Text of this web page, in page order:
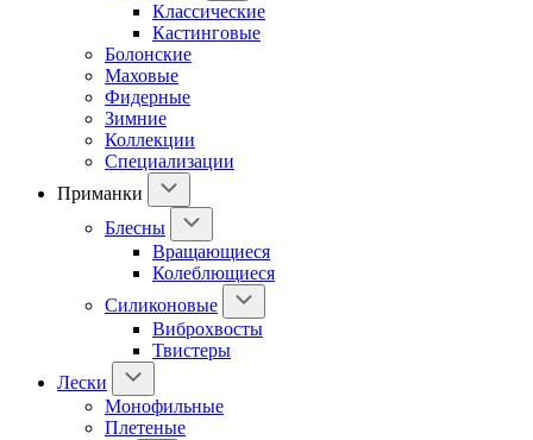
Классические
Кастинговые
Болонские
Маховые
Фидерные
Зимние
Коллекции
Специализации
Приманки
Блесны
Вращающиеся
Колеблющиеся
Силиконовые
Виброхвосты
Твистеры
Лески
Монофильные
Плетеные